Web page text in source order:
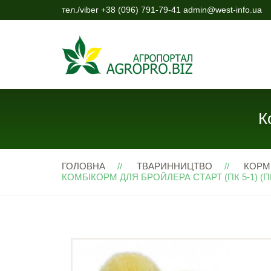
тел./viber +38 (096) 791-79-41 admin@west-info.ua
ГОЛОВНА ТВАРИННИЦТВО
КОМБІКОРМ ДЛЯ БРОЙЛЕРА СТАРТ (ПК 5-1)